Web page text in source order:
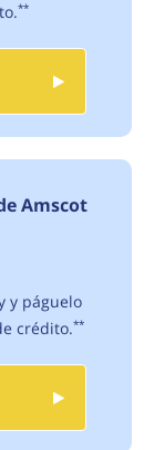
**
Amscot
y páguelo
crédito.**